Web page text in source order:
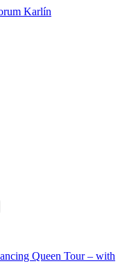
Karlín
Queen Tour – with